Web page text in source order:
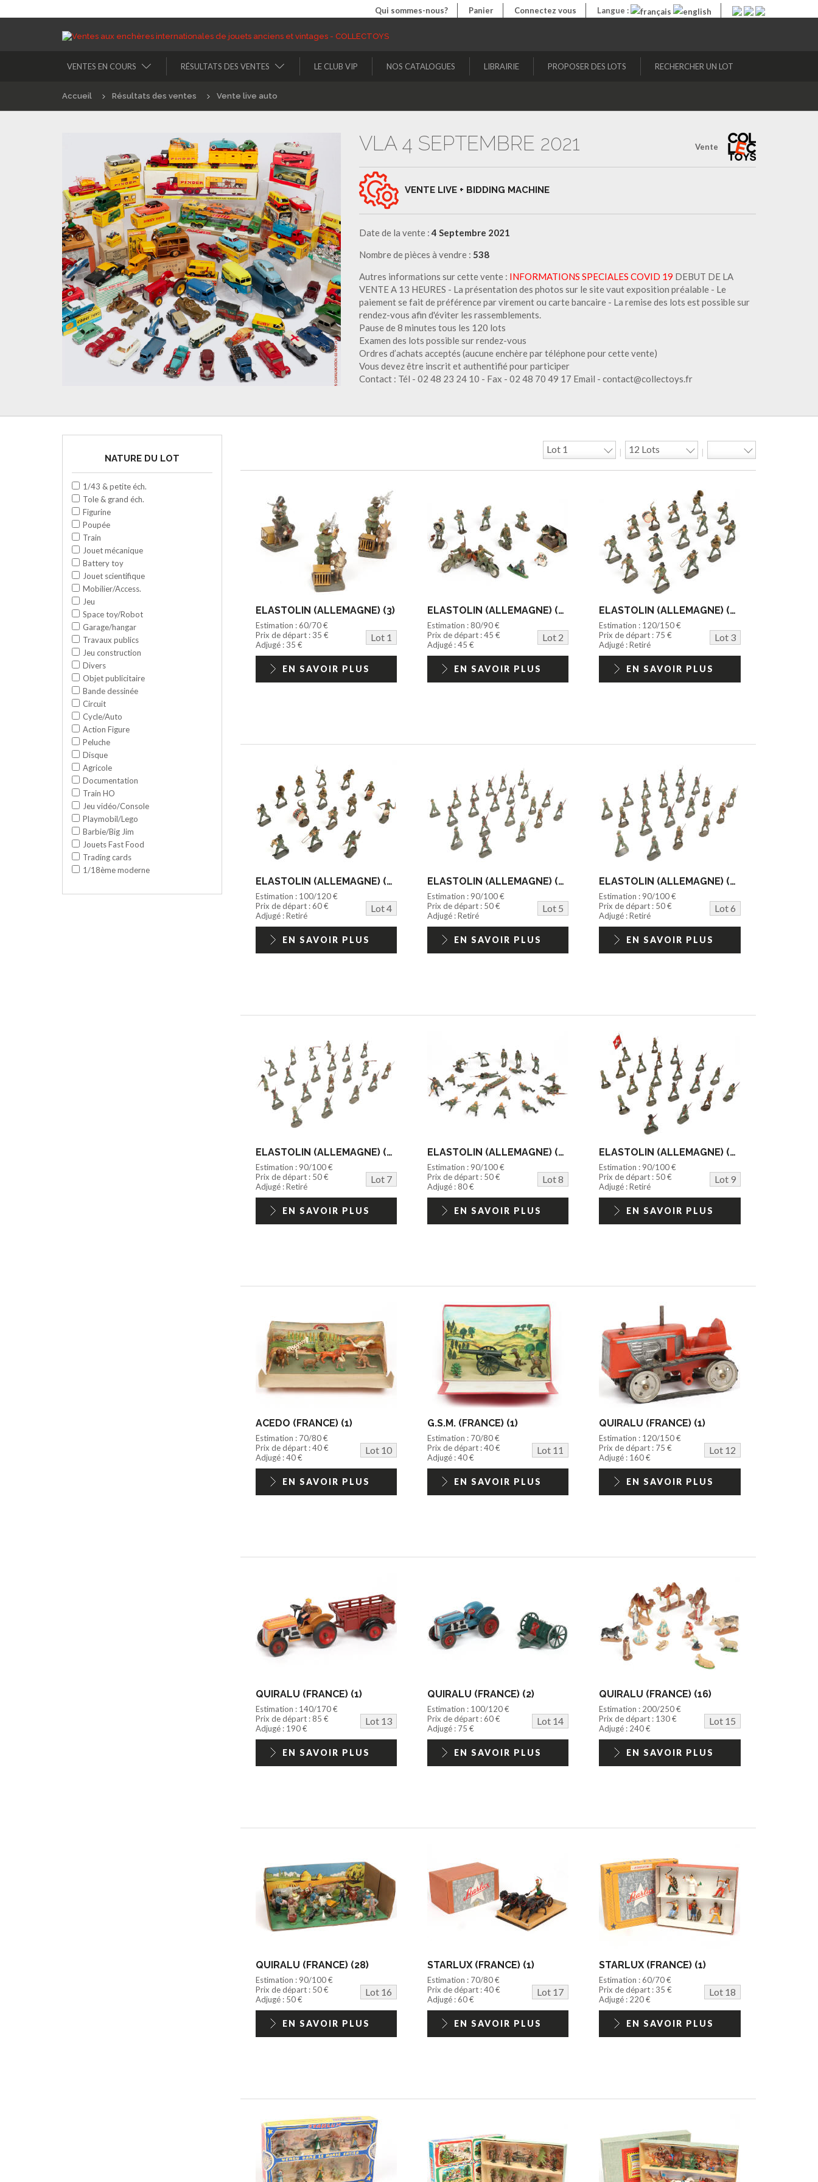
Qui sommes-nous? Panier Connectez vous Langue :
VENTES EN COURS RÉSULTATS DES VENTES LE CLUB VIP NOS CATALOGUES LIBRAIRIE PROPOSER DES LOTS RECHERCHER UN LOT
Accueil Résultats des ventes Vente live auto
Vente
VLA 4 SEPTEMBRE 2021
VENTE LIVE + BIDDING MACHINE
Date de la vente :4 Septembre 2021
Nombre de pièces à vendre : 538
Autres informations sur cette vente : INFORMATIONS SPECIALES COVID 19 DEBUT DE LA
VENTE A 13 HEURES - La présentation des photos sur le site vaut exposition préalable - Le
paiement se fait de préférence par virement ou carte bancaire - La remise des lots est possible sur
rendez-vous afin d'éviter les rassemblements.
Pause de 8 minutes tous les 120 lots
Examen des lots possible sur rendez-vous
Ordres d’achats acceptés (aucune enchère par téléphone pour cette vente)
Vous devez être inscrit et authentifié pour participer
Contact : Tél - 02 48 23 24 10 - Fax - 02 48 70 49 17 Email - contact@collectoys.fr
NATURE DU LOT
1/43 & petite éch.
Tole & grand éch.
Figurine
Poupée
Train
Jouet mécanique
Battery toy
Jouet scientifique
Mobilier/Access.
Jeu
Space toy/Robot
Garage/hangar
Travaux publics
Jeu construction
Divers
Objet publicitaire
Bande dessinée
Circuit
Cycle/Auto
Action Figure
Peluche
Disque
Agricole
Documentation
Train HO
Jeu vidéo/Console
Playmobil/Lego
Barbie/Big Jim
Jouets Fast Food
Trading cards
1/18ème moderne
ELASTOLIN (ALLEMAGNE) (3)
Estimation : 60/70 €
Prix de départ : 35 €
Lot 1
Adjugé : 35 €
EN SAVOIR PLUS
ELASTOLIN (ALLEMAGNE) (11)
Estimation : 80/90 €
Prix de départ : 45 €
Lot 2
Adjugé : 45 €
EN SAVOIR PLUS
ELASTOLIN (ALLEMAGNE) (14)
Estimation : 120/150 €
Prix de départ : 75 €
Lot 3
Adjugé : Retiré
EN SAVOIR PLUS
ELASTOLIN (ALLEMAGNE) (14)
Estimation : 100/120 €
Prix de départ : 60 €
Lot 4
Adjugé : Retiré
EN SAVOIR PLUS
ELASTOLIN (ALLEMAGNE) (20)
Estimation : 90/100 €
Prix de départ : 50 €
Lot 5
Adjugé : Retiré
EN SAVOIR PLUS
ELASTOLIN (ALLEMAGNE) (20)
Estimation : 90/100 €
Prix de départ : 50 €
Lot 6
Adjugé : Retiré
EN SAVOIR PLUS
ELASTOLIN (ALLEMAGNE) (20)
Estimation : 90/100 €
Prix de départ : 50 €
Lot 7
Adjugé : Retiré
EN SAVOIR PLUS
ELASTOLIN (ALLEMAGNE) (20)
Estimation : 90/100 €
Prix de départ : 50 €
Lot 8
Adjugé : 80 €
EN SAVOIR PLUS
ELASTOLIN (ALLEMAGNE) (20)
Estimation : 90/100 €
Prix de départ : 50 €
Lot 9
Adjugé : Retiré
EN SAVOIR PLUS
ACEDO (FRANCE) (1)
Estimation : 70/80 €
Prix de départ : 40 €
Lot 10
Adjugé : 40 €
EN SAVOIR PLUS
G.S.M. (FRANCE) (1)
Estimation : 70/80 €
Prix de départ : 40 €
Lot 11
Adjugé : 40 €
EN SAVOIR PLUS
QUIRALU (FRANCE) (1)
Estimation : 120/150 €
Prix de départ : 75 €
Lot 12
Adjugé : 160 €
EN SAVOIR PLUS
QUIRALU (FRANCE) (1)
Estimation : 140/170 €
Prix de départ : 85 €
Lot 13
Adjugé : 190 €
EN SAVOIR PLUS
QUIRALU (FRANCE) (2)
Estimation : 100/120 €
Prix de départ : 60 €
Lot 14
Adjugé : 75 €
EN SAVOIR PLUS
QUIRALU (FRANCE) (16)
Estimation : 200/250 €
Prix de départ : 130 €
Lot 15
Adjugé : 240 €
EN SAVOIR PLUS
QUIRALU (FRANCE) (28)
Estimation : 90/100 €
Prix de départ : 50 €
Lot 16
Adjugé : 50 €
EN SAVOIR PLUS
STARLUX (FRANCE) (1)
Estimation : 70/80 €
Prix de départ : 40 €
Lot 17
Adjugé : 60 €
EN SAVOIR PLUS
STARLUX (FRANCE) (1)
Estimation : 60/70 €
Prix de départ : 35 €
Lot 18
Adjugé : 220 €
EN SAVOIR PLUS